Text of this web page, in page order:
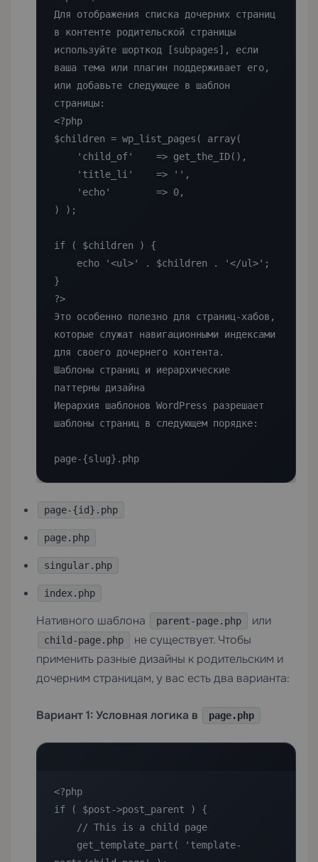
Для отображения списка дочерних страниц
в контенте родительской страницы
используйте шорткод [subpages], если
ваша тема или плагин поддерживает его,
или добавьте следующее в шаблон
страницы:
<?php
$children = wp_list_pages( array(
) );
if ( $children ) {
}
?>
Это особенно полезно для страниц-хабов,
которые служат навигационными индексами
для своего дочернего контента.
Шаблоны страниц и иерархические
паттерны дизайна
Иерархия шаблонов WordPress разрешает
шаблоны страниц в следующем порядке:
page-{slug}.php
page-{id}.php
page.php
singular.php
index.php
Нативного шаблона parent-page.php или
child-page.php
не существует. Чтобы
применить разные дизайны к родительским и
дочерним страницам, у вас есть два варианта:
Вариант 1: Условная логика в page.php
<?php
if ( $post->post_parent ) {